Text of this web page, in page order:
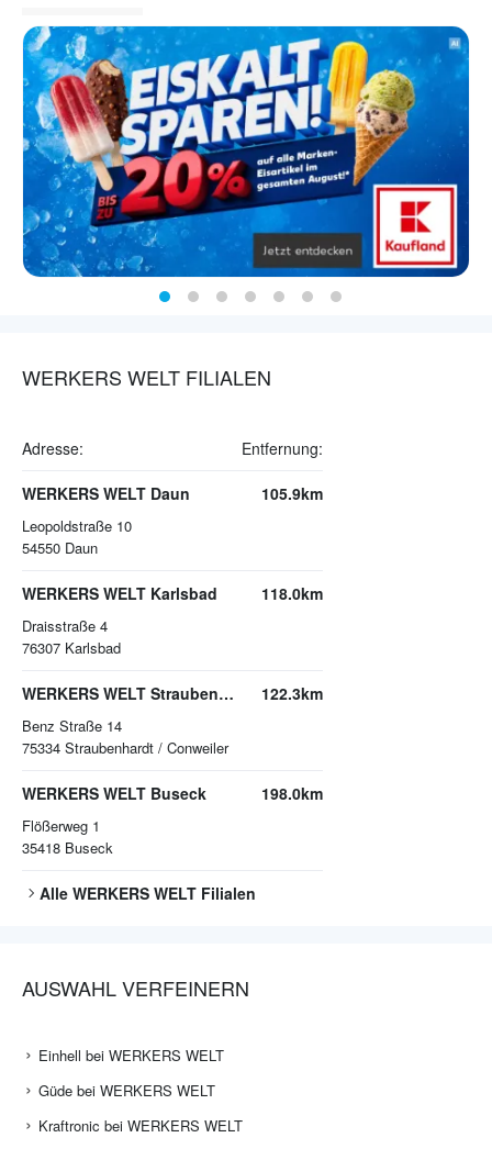
WERKERS WELT FILIALEN
Adresse: Entfernung:
WERKERS WELT Daun
Leopoldstraße 10
54550 Daun
105.9km
WERKERS WELT Karlsbad
Draisstraße 4
76307 Karlsbad
118.0km
WERKERS WELT Straubenhardt / Conweiler
Benz Straße 14
75334 Straubenhardt / Conweiler
122.3km
WERKERS WELT Buseck
Flößerweg 1
35418 Buseck
198.0km
Alle WERKERS WELT Filialen
AUSWAHL VERFEINERN
Einhell bei WERKERS WELT
Güde bei WERKERS WELT
Kraftronic bei WERKERS WELT